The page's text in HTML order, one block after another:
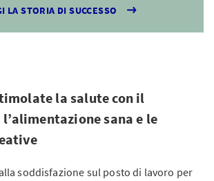
LA STORIA DI SUCCESSO
la salute con il
sana e le
soddisfazione sul posto di lavoro per